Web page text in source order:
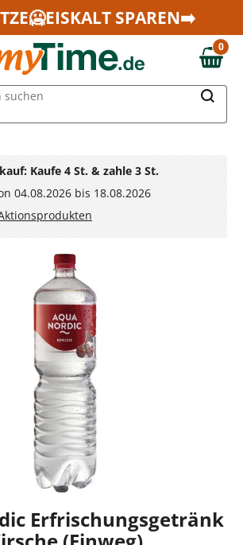
SPAREN➡️
0,00 €
0
suchen
Kaufe 4 St. & zahle 3 St.
04.08.2026 bis 18.08.2026
Erfrischungsgetränk